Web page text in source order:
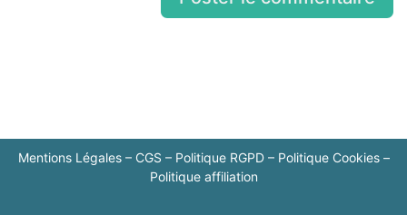
Mentions Légales– CGS – Politique RGPD– Politique Cookies–
Politique affiliation